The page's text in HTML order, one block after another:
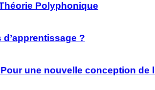
Polyphonique
?
une nouvelle conception de